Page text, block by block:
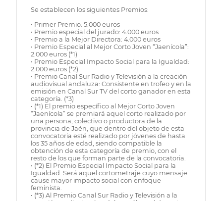
Se establecen los siguientes Premios:
• Primer Premio: 5.000 euros
• Premio especial del jurado: 4.000 euros
• Premio a la Mejor Directora: 4.000 euros
• Premio Especial al Mejor Corto Joven “Jaenícola”:
2.000 euros (*1)
• Premio Especial Impacto Social para la Igualdad:
2.000 euros (*2)
• Premio Canal Sur Radio y Televisión a la creación
audiovisual andaluza: Consistente en trofeo y en la
emisión en Canal Sur TV del corto ganador en esta
categoría. (*3)
• (*1) El premio específico al Mejor Corto Joven
“Jaenícola” se premiará aquel corto realizado por
una persona, colectivo o productora de la
provincia de Jaén, que dentro del objeto de esta
convocatoria esté realizado por jóvenes de hasta
los 35 años de edad, siendo compatible la
obtención de esta categoría de premio, con el
resto de los que forman parte de la convocatoria.
• (*2) El Premio Especial Impacto Social para la
Igualdad. Será aquel cortometraje cuyo mensaje
cause mayor impacto social con enfoque
feminista.
• (*3) Al Premio Canal Sur Radio y Televisión a la